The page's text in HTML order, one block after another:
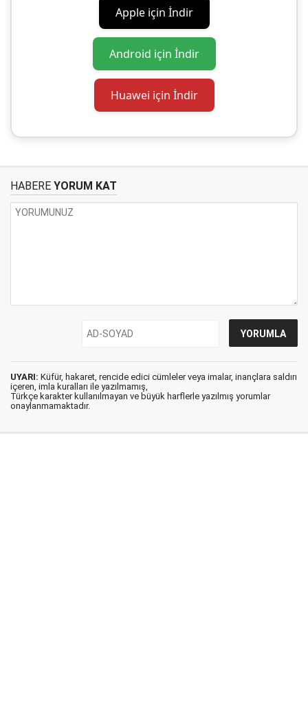
Apple için İndir
Android için İndir
Huawei için İndir
HABERE YORUM KAT
UYARI: Küfür, hakaret, rencide edici cümleler veya imalar, inançlara saldırı
içeren, imla kuralları ile yazılmamış,
Türkçe karakter kullanılmayan ve büyük harflerle yazılmış yorumlar
onaylanmamaktadır.